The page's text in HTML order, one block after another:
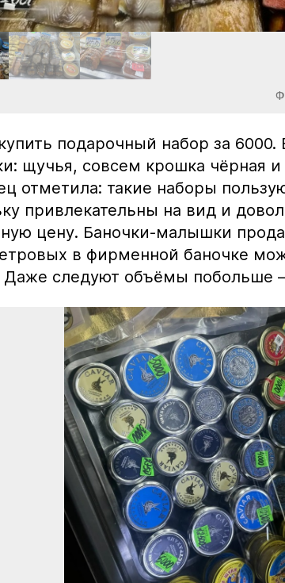
подарочный набор за 6000.
щучья, совсем крошка чёрная и
отметила: такие наборы
привлекательны на вид и
цену. Баночки-малышки
в фирменной баночке
Даже следуют объёмы побольше